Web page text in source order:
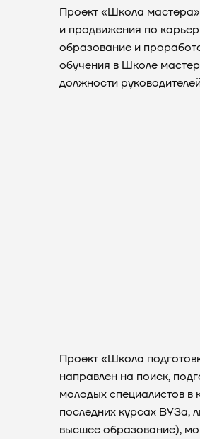
Проект «Школа
и продвижения по
образование и
обучения в Школе
должности
Проект «Школа
направлен на поиск,
молодых специалистов
последних курсах ВУЗа,
высшее образование),